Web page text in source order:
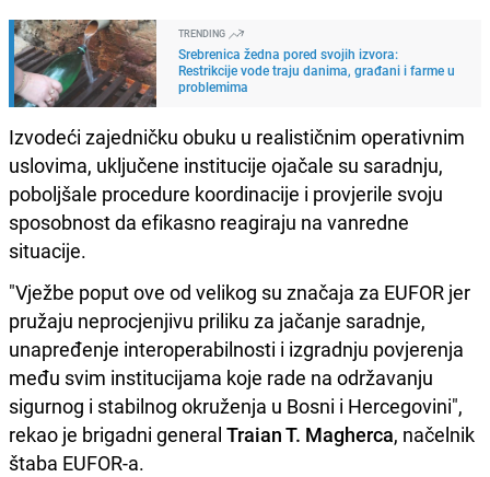
TRENDING
Srebrenica žedna pored svojih izvora:
Restrikcije vode traju danima, građani i farme u
problemima
Izvodeći zajedničku obuku u realističnim operativnim
uslovima, uključene institucije ojačale su saradnju,
poboljšale procedure koordinacije i provjerile svoju
sposobnost da efikasno reagiraju na vanredne
situacije.
"Vježbe poput ove od velikog su značaja za EUFOR jer
pružaju neprocjenjivu priliku za jačanje saradnje,
unapređenje interoperabilnosti i izgradnju povjerenja
među svim institucijama koje rade na održavanju
sigurnog i stabilnog okruženja u Bosni i Hercegovini",
rekao je brigadni general Traian T. Magherca, načelnik
štaba EUFOR-a.